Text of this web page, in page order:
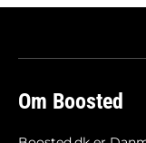
Om Boosted